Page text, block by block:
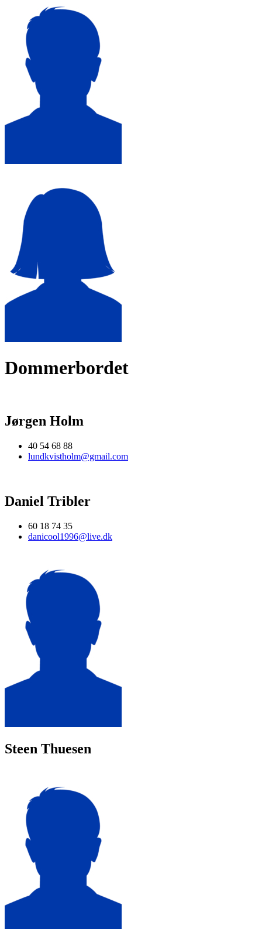
Dommerbordet
Jørgen Holm
40 54 68 88
lundkvistholm@gmail.com
Daniel Tribler
60 18 74 35
danicool1996@live.dk
Steen Thuesen